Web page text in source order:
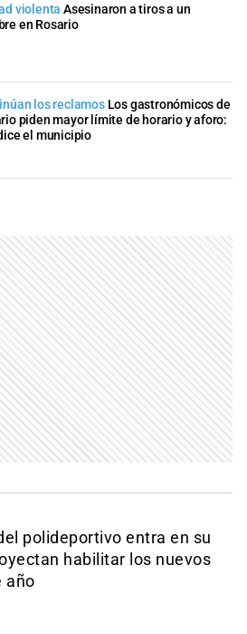
violenta Asesinaron a tiros a un
en Rosario
los reclamos Los gastronómicos de
piden mayor límite de horario y aforo:
el municipio
polideportivo entra en su
habilitar los nuevos
año